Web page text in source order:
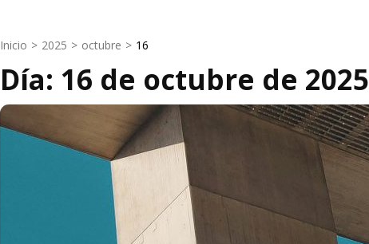
Inicio > 2025 > octubre > 16
Día: 16 de octubre de 2025